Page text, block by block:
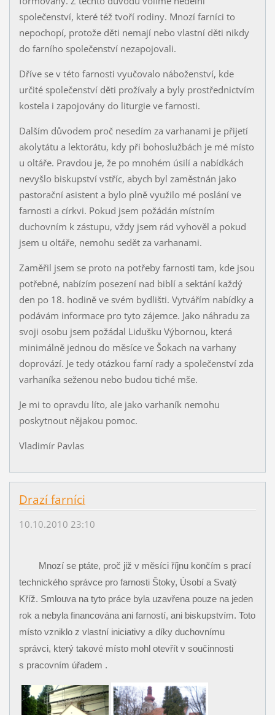
společenství, které též tvoří rodiny. Mnozí farníci to
nepochopí, protože děti nemají nebo vlastní děti nikdy
do farního společenství nezapojovali.
Dříve se v této farnosti vyučovalo náboženství, kde
určité společenství děti prožívaly a byly prostřednictvím
kostela i zapojovány do liturgie ve farnosti.
Dalším důvodem proč nesedím za varhanami je přijetí
akolytátu a lektorátu, kdy při bohoslužbách je mé místo
u oltáře. Pravdou je, že po mnohém úsilí a nabídkách
nevyšlo biskupství vstříc, abych byl zaměstnán jako
pastorační asistent a bylo plně využilo mé poslání ve
farnosti a církvi. Pokud jsem požádán místním
duchovním k zástupu, vždy jsem rád vyhověl a pokud
jsem u oltáře, nemohu sedět za varhanami.
Zaměřil jsem se proto na potřeby farnosti tam, kde jsou
potřebné, nabízím posezení nad biblí a sektání každý
den po 18. hodině ve svém bydlišti. Vytvářím nabídky a
podávám informace pro tyto zájemce. Jako náhradu za
svoji osobu jsem požádal Lidušku Výbornou, která
minimálně jednou do měsíce ve Šokach na varhany
doprovází. Je tedy otázkou farní rady a společenství zda
varhaníka seženou nebo budou tiché mše.
Je mi to opravdu líto, ale jako varhaník nemohu
poskytnout nějakou pomoc.
Vladimír Pavlas
Drazí farníci
10.10.2010 23:10
Mnozí se ptáte, proč již v měsíci říjnu končím s prací
technického správce pro farnosti Štoky, Úsobí a Svatý
Kříž. Smlouva na tyto práce byla uzavřena pouze na jeden
rok a nebyla financována ani farností, ani biskupstvím. Toto
místo vzniklo z vlastní iniciativy a díky duchovnímu
správci, který takové místo mohl otevřít v součinnosti
s pracovním úřadem .